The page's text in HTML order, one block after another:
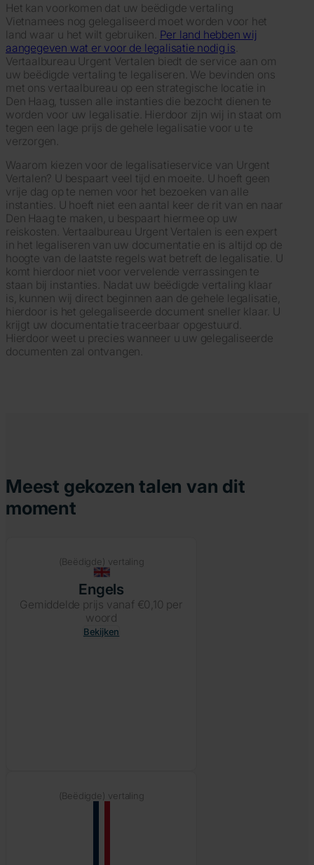
Het kan voorkomen dat uw beëdigde vertaling
Vietnamees nog gelegaliseerd moet worden voor het
land waar u het wilt gebruiken. Per land hebben wij
aangegeven wat er voor de legalisatie nodig is
Vertaalbureau Urgent Vertalen biedt de service aan om
uw beëdigde vertaling te legaliseren. We bevinden ons
met ons vertaalbureau op een strategische locatie in
Den Haag, tussen alle instanties die bezocht dienen te
worden voor uw legalisatie. Hierdoor zijn wij in staat om
tegen een lage prijs de gehele legalisatie voor u te
verzorgen.
Waarom kiezen voor de legalisatieservice van Urgent
Vertalen? U bespaart veel tijd en moeite. U hoeft geen
vrije dag op te nemen voor het bezoeken van alle
instanties. U hoeft niet een aantal keer de rit van en naar
Den Haag te maken, u bespaart hiermee op uw
reiskosten. Vertaalbureau Urgent Vertalen is een expert
in het legaliseren van uw documentatie en is altijd op de
hoogte van de laatste regels wat betreft de legalisatie. U
komt hierdoor niet voor vervelende verrassingen te
staan bij instanties. Nadat uw beëdigde vertaling klaar
is, kunnen wij direct beginnen aan de gehele legalisatie,
hierdoor is het gelegaliseerde document sneller klaar. U
krijgt uw documentatie traceerbaar opgestuurd.
Hierdoor weet u precies wanneer u uw gelegaliseerde
documenten zal ontvangen.
Meest gekozen talen van dit
moment
(Beëdigde) vertaling
Engels
Gemiddelde prijs vanaf €0,10 per
woord
Bekijken
(Beëdigde) vertaling